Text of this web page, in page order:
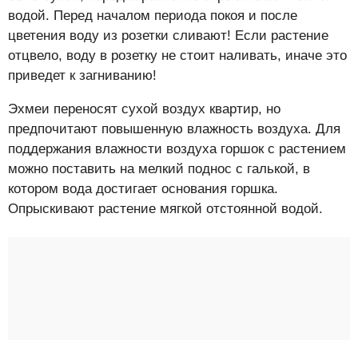
водой. Перед началом периода покоя и после
цветения воду из розетки сливают! Если растение
отцвело, воду в розетку не стоит наливать, иначе это
приведет к загниванию!
Эхмеи переносят сухой воздух квартир, но
предпочитают повышенную влажность воздуха. Для
поддержания влажности воздуха горшок с растением
можно поставить на мелкий поднос с галькой, в
котором вода достигает основания горшка.
Опрыскивают растение мягкой отстоянной водой.